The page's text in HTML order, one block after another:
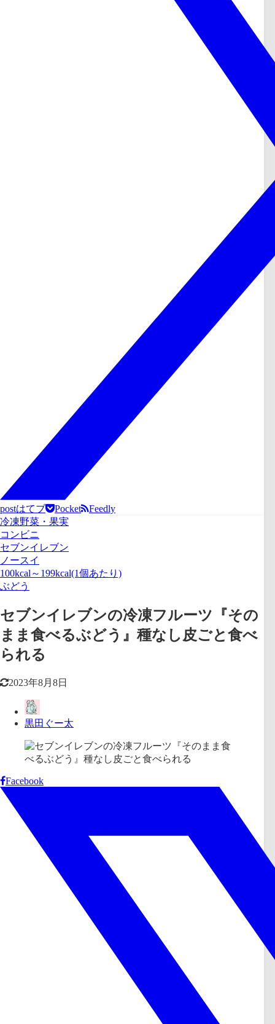
postはてブ Pocket
Feedly
冷凍野菜・果実
コンビニ
セブンイレブン
ノースイ
100kcal～199kcal(1個あたり)
ぶどう
セブンイレブンの冷凍フルーツ『その
まま食べるぶどう』種なし皮ごと食べ
られる
2023年8月8日
黒田ぐー太
Facebook